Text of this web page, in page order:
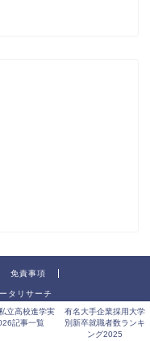
免責事項
タリサーチ
立高校進学実
記事一覧
有名大手企業採用大学
別新卒就職者数ランキ
ング2025